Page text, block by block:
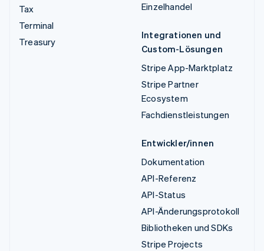
Tax
Terminal
Treasury
Einzelhandel
Integrationen und
Custom-Lösungen
Stripe App-Marktplatz
Stripe Partner
Ecosystem
Fachdienstleistungen
Entwickler/innen
Dokumentation
API-Referenz
API-Status
API-Änderungsprotokoll
Bibliotheken und SDKs
Stripe Projects